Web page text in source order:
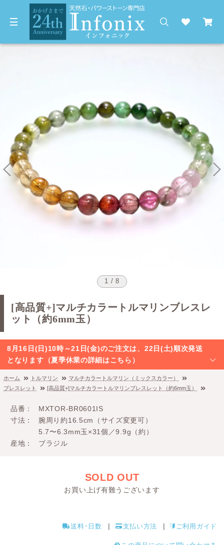
1 / 8
[高品質+]マルチカラートルマリンブレスレ
ット（約6mm玉）
8月16日(日)10時～21日(金)のご注文は、22日(土)順次発送
となります（夏季休業の詳細はこちら）
ホーム トルマリン
マルチカラートルマリン（ミックスカラー）
ブレスレット
[高品質+]マルチカラートルマリンブレスレット（約6mm玉）
品番
MXTOR-BR0601IS
寸法
腕周り約16.5cm（サイズ変更可）
5.7〜6.3mm玉×31個／9.9g（約）
産地
ブラジル
SOLD OUT
お買い上げ有難うございます
送料･日数 支払い方法 ご利用ガイド